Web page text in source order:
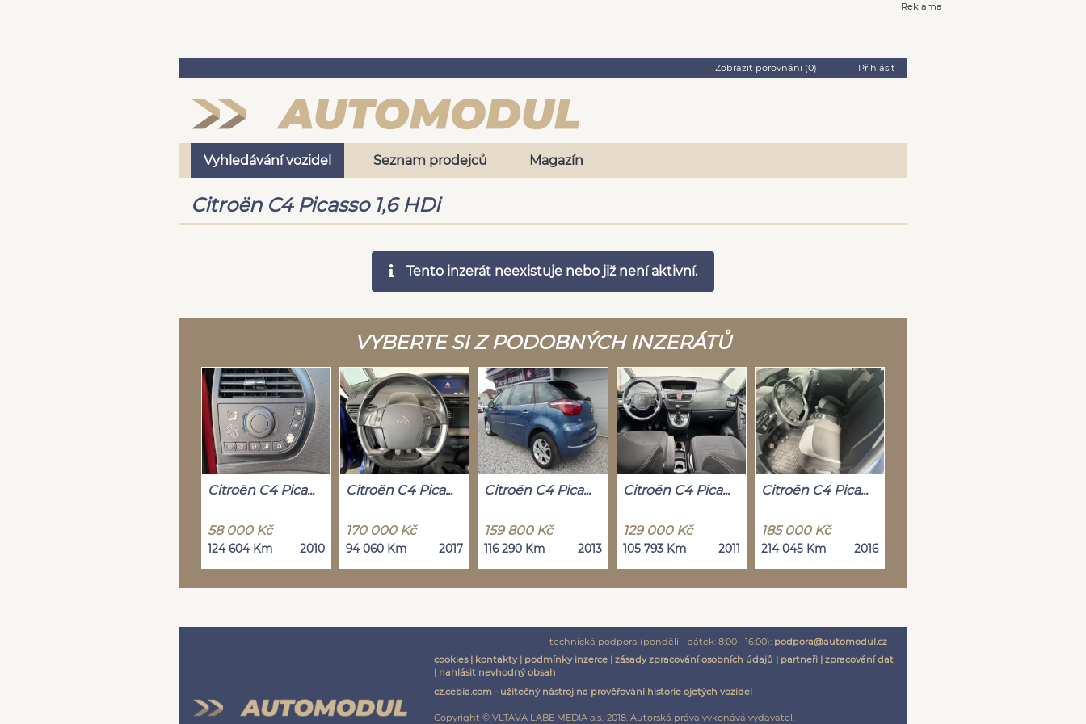
Reklama
Zobrazit porovnání (0) Přihlásit
Vyhledávání vozidel Seznam prodejců Magazín
Citroën C4 Picasso 1,6 HDi
Tento inzerát neexistuje nebo již není aktivní.
VYBERTE SI Z PODOBNÝCH INZERÁTŮ
Citroën C4 Pica...
58 000 Kč
124 604 Km 2010
Citroën C4 Pica...
170 000 Kč
94 060 Km 2017
Citroën C4 Pica...
159 800 Kč
116 290 Km 2013
Citroën C4 Pica...
129 000 Kč
105 793 Km 2011
Citroën C4 Pica...
185 000 Kč
214 045 Km 2016
technická podpora (pondělí - pátek: 8:00 - 16:00): podpora@automodul.cz
cookies| kontakty| podmínky inzerce| zásady zpracování osobních údajů | partneři| zpracování dat
| nahlásit nevhodný obsah
cz.cebia.com - užitečný nástroj na prověřování historie ojetých vozidel
Copyright © VLTAVA LABE MEDIA a.s., 2018. Autorská práva vykonává vydavatel.